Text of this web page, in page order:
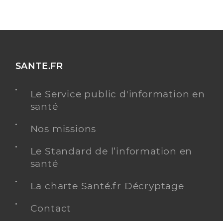
SANTE.FR
Le Service public d'information en
santé
Nos missions
Le Standard de l’information en
santé
La charte Santé.fr Décryptage
Contact